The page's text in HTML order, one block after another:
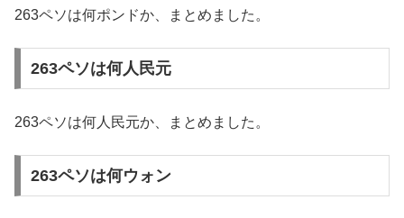
263ペソは何ポンドか、まとめました。
263ペソは何人民元
263ペソは何人民元か、まとめました。
263ペソは何ウォン